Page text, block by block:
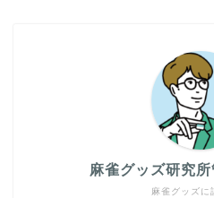
麻雀グッズに
麻雀グッズ研究